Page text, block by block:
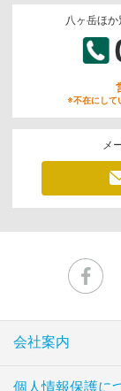
八ヶ岳ほか
※不在にして
メ
会社案内
個人情報保護に